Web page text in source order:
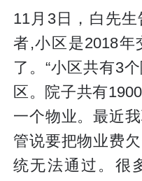
11月3日，白先
者,小区是2018年
了。“小区共有3
区。院子共有
一个物业。最近
管说要把物业费
统无法通过。很